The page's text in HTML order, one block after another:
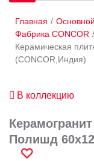
Плитка
Оплата и
Контакты
Главная /
Фабрика CONCOR /
Керамическая
(CONCOR,Индия)
В коллекцию
Полишд